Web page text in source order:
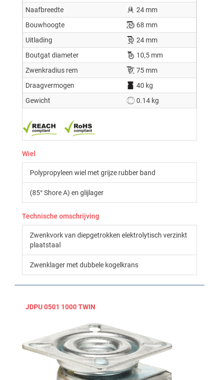
Naafbreedte
24 mm
Bouwhoogte
68 mm
Uitlading
24 mm
Boutgat diameter
10,5 mm
Zwenkradius rem
75 mm
Draagvermogen
40 kg
Gewicht
0.14 kg
Wiel
Polypropyleen wiel met grijze rubber band
(85° Shore A) en glijlager
Technische omschrijving
Zwenkvork van diepgetrokken elektrolytisch verzinkt
plaatstaal
Zwenklager met dubbele kogelkrans
JDPU 0501 1000 TWIN